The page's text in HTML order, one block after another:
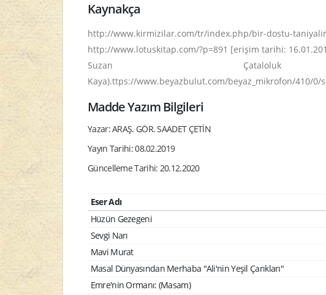
Kaynakça
http://www.kirmizilar.com/tr/index.php/bir-dostu-
http://www.lotuskitap.com/?p=891 [erişim tarihi:
Suzan
Kaya).ttps://www.beyazbulut.com/beyaz_mikrofon/410/0/
Madde Yazım Bilgileri
Yazar: ARAŞ. GÖR. SAADET ÇETİN
Yayın Tarihi: 08.02.2019
Güncelleme Tarihi: 20.12.2020
Eser Adı
Hüzün Gezegeni
Sevgi Narı
Mavi Murat
Masal Dünyasından Merhaba "Ali'nin Yeşil Çarıkları"
Emre'nin Ormanı: (Masam)